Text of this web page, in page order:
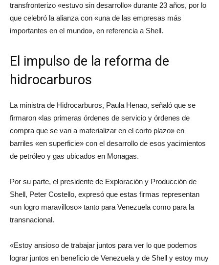
transfronterizo «estuvo sin desarrollo» durante 23 años, por lo
que celebró la alianza con «una de las empresas más
importantes en el mundo», en referencia a Shell.
El impulso de la reforma de
hidrocarburos
La ministra de Hidrocarburos, Paula Henao, señaló que se
firmaron «las primeras órdenes de servicio y órdenes de
compra que se van a materializar en el corto plazo» en
barriles «en superficie» con el desarrollo de esos yacimientos
de petróleo y gas ubicados en Monagas.
Por su parte, el presidente de Exploración y Producción de
Shell, Peter Costello, expresó que estas firmas representan
«un logro maravilloso» tanto para Venezuela como para la
transnacional.
«Estoy ansioso de trabajar juntos para ver lo que podemos
lograr juntos en beneficio de Venezuela y de Shell y estoy muy